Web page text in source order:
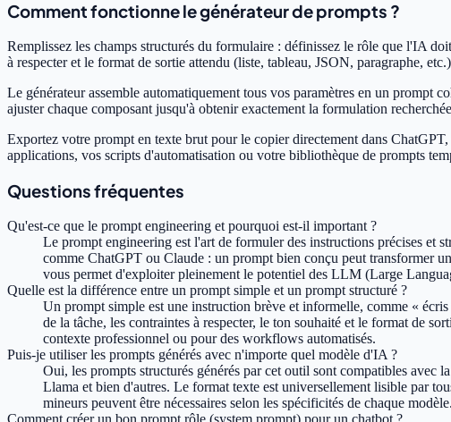
Comment fonctionne le générateur de prompts ?
Remplissez les champs structurés du formulaire : définissez le rôle que l'IA
à respecter et le format de sortie attendu (liste, tableau, JSON, paragraphe,
Le générateur assemble automatiquement tous vos paramètres en un prompt
ajuster chaque composant jusqu'à obtenir exactement la formulation
Exportez votre prompt en texte brut pour le copier directement dans
applications, vos scripts d'automatisation ou votre bibliothèque de prompts
Questions fréquentes
Qu'est-ce que le prompt engineering et pourquoi est-il important ?
Le prompt engineering est l'art de formuler des instructions précises et
comme ChatGPT ou Claude : un prompt bien conçu peut transformer
vous permet d'exploiter pleinement le potentiel des LLM (Large
Quelle est la différence entre un prompt simple et un prompt structuré ?
Un prompt simple est une instruction brève et informelle, comme «
de la tâche, les contraintes à respecter, le ton souhaité et le format de
contexte professionnel ou pour des workflows automatisés.
Puis-je utiliser les prompts générés avec n'importe quel modèle d'IA ?
Oui, les prompts structurés générés par cet outil sont compatibles
Llama et bien d'autres. Le format texte est universellement lisible par
mineurs peuvent être nécessaires selon les spécificités de chaque modèle.
Comment créer un bon prompt rôle (system prompt) pour un chatbot ?